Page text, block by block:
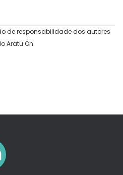
de responsabilidade dos autores
Aratu On.